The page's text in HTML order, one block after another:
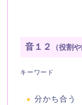
音１２ （役割
キーワード
分かち合う